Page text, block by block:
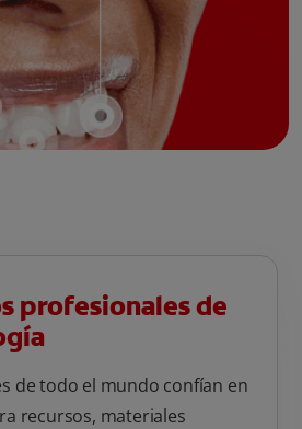
profesionales de
de todo el mundo confían en
recursos, materiales